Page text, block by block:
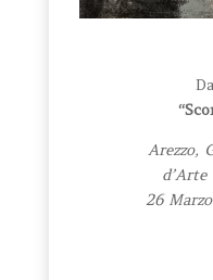
Arezzo,
d’Arte
26